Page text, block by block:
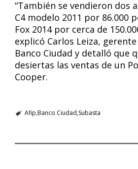
“También se vendieron dos
C4 modelo 2011 por 86.000
Fox 2014 por cerca de
explicó Carlos Leiza,
Banco Ciudad y detalló que
desiertas las ventas de un
Cooper.
Afip Banco Ciudad Subasta